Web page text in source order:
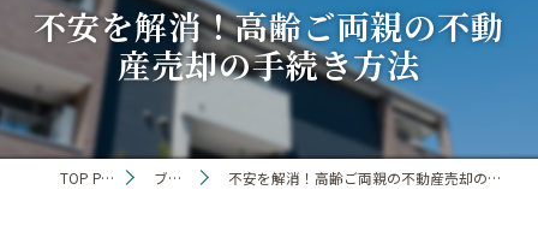
不安を解消！高齢ご両親の不動
産売却の手続き方法
TOP PAGE ブログ 不安を解消！高齢ご両親の不動産売却の手続き方法